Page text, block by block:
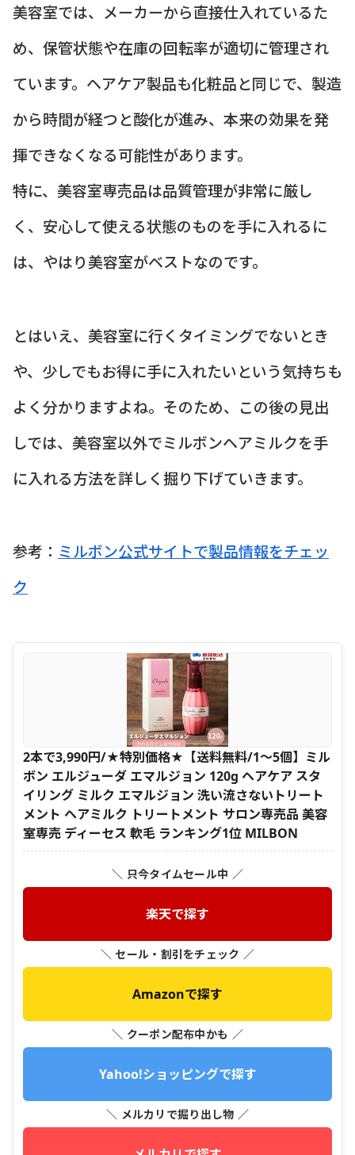
美容室では、メーカーから直接仕入れているた
め、保管状態や在庫の回転率が適切に管理され
ています。ヘアケア製品も化粧品と同じで、製造
から時間が経つと酸化が進み、本来の効果を発
揮できなくなる可能性があります。
特に、美容室専売品は品質管理が非常に厳し
く、安心して使える状態のものを手に入れるに
は、やはり美容室がベストなのです。
とはいえ、美容室に行くタイミングでないとき
や、少しでもお得に手に入れたいという気持ちも
よく分かりますよね。そのため、この後の見出
しでは、美容室以外でミルボンヘアミルクを手
に入れる方法を詳しく掘り下げていきます。
参考： ミルボン公式サイトで製品情報をチェッ
ク
2本で3,990円/★特別価格★【送料無料/1〜5個】ミル
ボン エルジューダ エマルジョン 120g ヘアケア スタ
イリング ミルク エマルジョン 洗い流さないトリート
メント ヘアミルク トリートメント サロン専売品 美容
室専売 ディーセス 軟毛 ランキング1位 MILBON
＼ 只今タイムセール中 ／
楽天で探す
＼ セール・割引をチェック ／
Amazonで探す
＼ クーポン配布中かも ／
Yahoo!ショッピングで探す
＼ メルカリで掘り出し物 ／